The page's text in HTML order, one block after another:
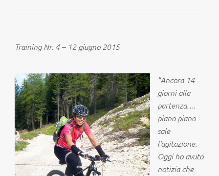
Training Nr. 4 – 12 giugno 2015
“Ancora 14
giorni alla
partenza….
piano piano
sale
l’agitazione.
Oggi ho avuto
notizia che